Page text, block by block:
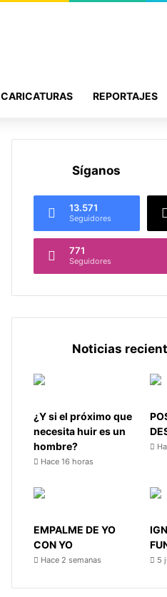
CARICATURAS REPORTAJES
Síganos
13.571
Seguidores
771
Seguidores
Noticias
¿Y si el próximo que
necesita huir es un
hombre?
Hace 16 horas
EMPALME DE YO
CON YO
Hace 2 semanas 5